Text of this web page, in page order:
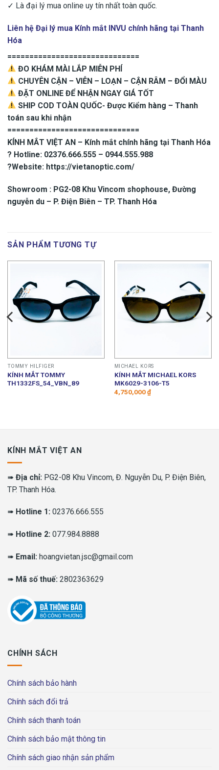
✓ Là đại lý mua online uy tín nhất toàn quốc.
Liên hệ Đại lý mua Kính mắt INVU chính hãng tại Thanh
Hóa
==============================
ĐO KHÁM MÀI LẮP MIỄN PHÍ
CHUYÊN CẬN – VIỄN – LOẠN – CẬN RÂM – ĐỔI MÀU
ĐẶT ONLINE ĐỂ NHẬN NGAY GIÁ TỐT
SHIP COD TOÀN QUỐC- Được Kiểm hàng – Thanh
toán sau khi nhận
==============================
KÍNH MẮT VIỆT AN – Kính mắt chính hãng tại Thanh Hóa
? Hotline: 02376.666.555 – 0944.555.988
?Website: https://vietanoptic.com/
Showroom : PG2-08 Khu Vincom shophouse, Đường
nguyễn du – P. Điện Biên – TP. Thanh Hóa
SẢN PHẨM TƯƠNG TỰ
TOMMY HILFIGER
KÍNH MẮT TOMMY
TH1332FS_54_VBN_89
MICHAEL KORS
KÍNH MẮT MICHAEL KORS
MK6029-3106-T5
4,750,000₫
KÍNH MẮT VIỆT AN
➠ Địa chỉ: PG2-08 Khu Vincom, Đ. Nguyễn Du, P. Điện Biên,
TP. Thanh Hóa.
➠ Hotline 1: 02376.666.555
➠ Hotline 2: 077.984.8888
➠ Email: hoangvietan.jsc@gmail.com
➠ Mã số thuế: 2802363629
CHÍNH SÁCH
Chính sách bảo hành
Chính sách đổi trả
Chính sách thanh toán
Chính sách bảo mật thông tin
Chính sách giao nhận sản phẩm